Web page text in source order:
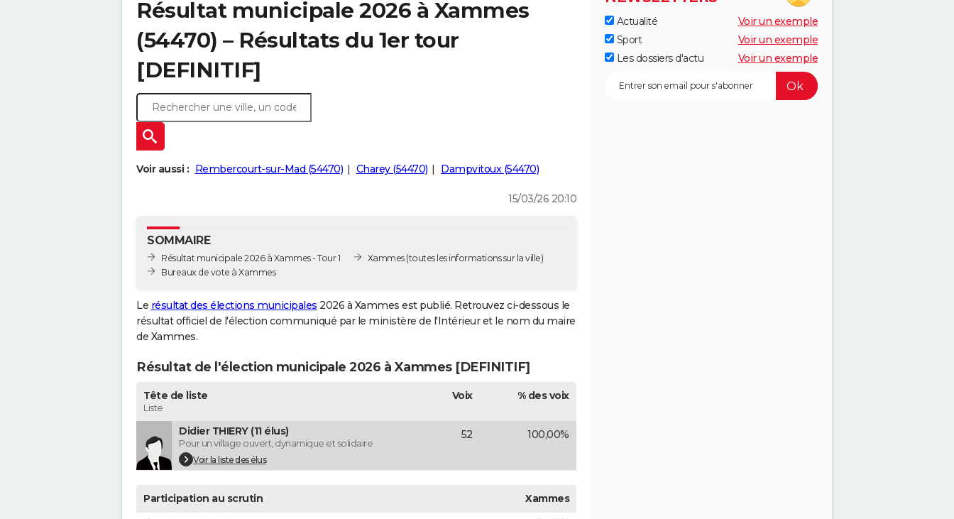
Résultat municipale 2026 à Xammes
(54470) – Résultats du 1er tour
[DEFINITIF]
Voir aussi : Rembercourt-sur-Mad (54470) Charey (54470) Dampvitoux (54470)
15/03/26 20:10
SOMMAIRE
Résultat municipale 2026 à Xammes - Tour 1
Bureaux de vote à Xammes
Xammes(toutes les informations sur la ville)
Le résultat des élections municipales 2026 à Xammes est publié. Retrouvez ci-dessous le
résultat officiel de l'élection communiqué par le ministère de l'Intérieur et le nom du maire
de Xammes.
Résultat de l'élection municipale 2026 à Xammes [DEFINITIF]
Tête de liste
Liste
Voix % des voix
Didier THIERY (11 élus)
Pour un village ouvert, dynamique et solidaire
Voir la liste des élus
52 100,00%
Participation au scrutin Xammes
Actualité
Voir un exemple
Sport
Voir un exemple
Les dossiers d'actu
Voir un exemple